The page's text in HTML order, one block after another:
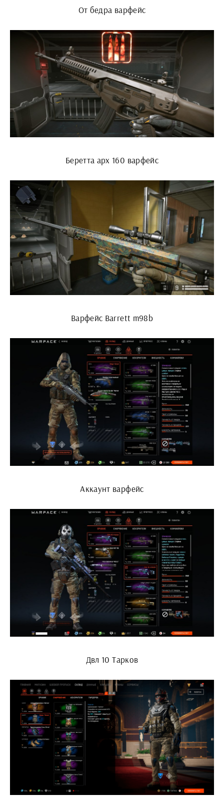
От бедра варфейс
Беретта арх 160 варфейс
Варфейс Barrett m98b
Аккаунт варфейс
Двл 10 Тарков